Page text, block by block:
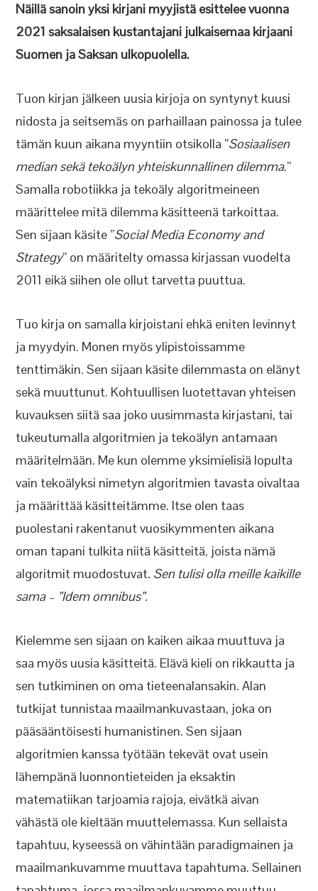
Näillä sanoin yksi kirjani myyjistä esittelee vuonna
2021 saksalaisen kustantajani julkaisemaa kirjaani
Suomen ja Saksan ulkopuolella.
Tuon kirjan jälkeen uusia kirjoja on syntynyt kuusi
nidosta ja seitsemäs on parhaillaan painossa ja tulee
tämän kuun aikana myyntiin otsikolla ”Sosiaalisen
median sekä tekoälyn yhteiskunnallinen dilemma.”
Samalla robotiikka ja tekoäly algoritmeineen
määrittelee mitä dilemma käsitteenä tarkoittaa.
Sen sijaan käsite ”Social Media Economy and
Strategy” on määritelty omassa kirjassan vuodelta
2011 eikä siihen ole ollut tarvetta puuttua.
Tuo kirja on samalla kirjoistani ehkä eniten levinnyt
ja myydyin. Monen myös ylipistoissamme
tenttimäkin. Sen sijaan käsite dilemmasta on elänyt
sekä muuttunut. Kohtuullisen luotettavan yhteisen
kuvauksen siitä saa joko uusimmasta kirjastani, tai
tukeutumalla algoritmien ja tekoälyn antamaan
määritelmään. Me kun olemme yksimielisiä lopulta
vain tekoälyksi nimetyn algoritmien tavasta oivaltaa
ja määrittää käsitteitämme. Itse olen taas
puolestani rakentanut vuosikymmenten aikana
oman tapani tulkita niitä käsitteitä, joista nämä
algoritmit muodostuvat. Sen tulisi olla meille kaikille
sama – ”Idem omnibus”.
Kielemme sen sijaan on kaiken aikaa muuttuva ja
saa myös uusia käsitteitä. Elävä kieli on rikkautta ja
sen tutkiminen on oma tieteenalansakin. Alan
tutkijat tunnistaa maailmankuvastaan, joka on
pääsääntöisesti humanistinen. Sen sijaan
algoritmien kanssa työtään tekevät ovat usein
lähempänä luonnontieteiden ja eksaktin
matematiikan tarjoamia rajoja, eivätkä aivan
vähästä ole kieltään muuttelemassa. Kun sellaista
tapahtuu, kyseessä on vähintään paradigmainen ja
maailmankuvamme muuttava tapahtuma. Sellainen